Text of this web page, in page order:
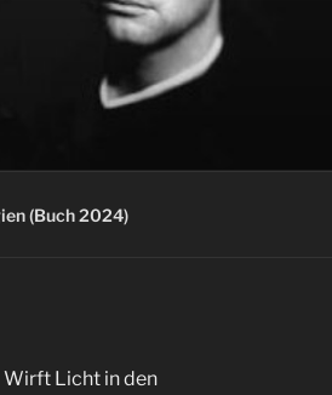
(Buch 2024)
Wirft Licht in den